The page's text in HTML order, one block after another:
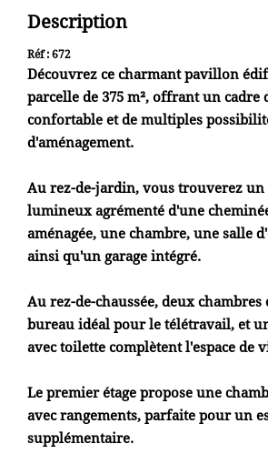
Description
Réf : 672
Découvrez ce charmant pavillon
parcelle de 375 m², offrant un cadre
confortable et de multiples
d'aménagement.
Au rez-de-jardin, vous trouverez un
lumineux agrémenté d'une
aménagée, une chambre, une salle
ainsi qu'un garage intégré.
Au rez-de-chaussée, deux
bureau idéal pour le télétravail, et
avec toilette complètent l'espace de
Le premier étage propose une
avec rangements, parfaite pour un
supplémentaire.